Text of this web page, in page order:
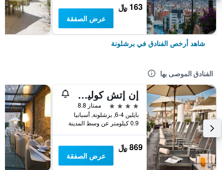
163 ﷼
عرض الصفقة
شاهد أرخص الفنادق في برشلونة
الفنادق الموصى بها
إن إتش كوليكشن برشلونة بوديوم
4 نجوم
ممتاز 8.8
بايلين 4-6, برشلونة, أسبانيا
0.9 كيلومتر عن وسط المدينة
869 ﷼
عرض الصفقة